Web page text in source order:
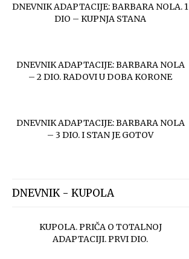
DNEVNIK ADAPTACIJE: BARBARA NOLA. 1
DIO – KUPNJA STANA
DNEVNIK ADAPTACIJE: BARBARA NOLA
– 2 DIO. RADOVI U DOBA KORONE
DNEVNIK ADAPTACIJE: BARBARA NOLA
– 3 DIO. I STAN JE GOTOV
DNEVNIK - KUPOLA
KUPOLA. PRIČA O TOTALNOJ
ADAPTACIJI. PRVI DIO.